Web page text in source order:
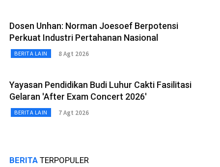
Dosen Unhan: Norman Joesoef Berpotensi
Perkuat Industri Pertahanan Nasional
BERITA LAIN 8 Agt 2026
Yayasan Pendidikan Budi Luhur Cakti Fasilitasi
Gelaran 'After Exam Concert 2026'
BERITA LAIN 7 Agt 2026
BERITA TERPOPULER